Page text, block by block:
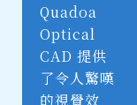
Quadoa
Optical
CAD 提供
了令人驚嘆
的視覺效